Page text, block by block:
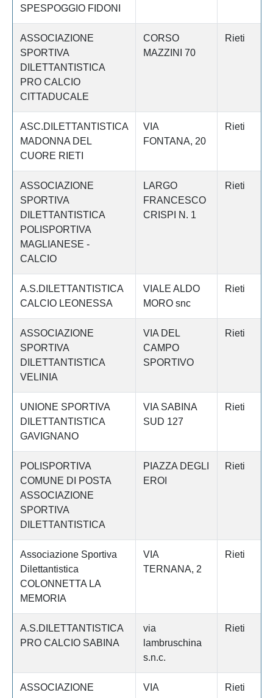
SPESPOGGIO FIDONI
ASSOCIAZIONE
SPORTIVA
DILETTANTISTICA
PRO CALCIO
CITTADUCALE
CORSO
MAZZINI 70
Rieti
ASC.DILETTANTISTICA
MADONNA DEL
CUORE RIETI
VIA
FONTANA, 20
Rieti
ASSOCIAZIONE
SPORTIVA
DILETTANTISTICA
POLISPORTIVA
MAGLIANESE -
CALCIO
LARGO
FRANCESCO
CRISPI N. 1
Rieti
A.S.DILETTANTISTICA
CALCIO LEONESSA
VIALE ALDO
MORO snc
Rieti
ASSOCIAZIONE
SPORTIVA
DILETTANTISTICA
VELINIA
VIA DEL
CAMPO
SPORTIVO
Rieti
UNIONE SPORTIVA
DILETTANTISTICA
GAVIGNANO
VIA SABINA
SUD 127
Rieti
POLISPORTIVA
COMUNE DI POSTA
ASSOCIAZIONE
SPORTIVA
DILETTANTISTICA
PIAZZA DEGLI
EROI
Rieti
Associazione Sportiva
Dilettantistica
COLONNETTA LA
MEMORIA
VIA
TERNANA, 2
Rieti
A.S.DILETTANTISTICA
PRO CALCIO SABINA
via
lambruschina
s.n.c.
Rieti
ASSOCIAZIONE
VIA
Rieti